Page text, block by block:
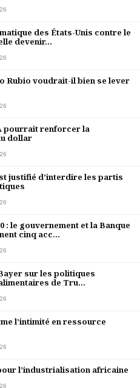
des États-Unis contre le
devenir...
Rubio voudrait-il bien se lever
pourrait renforcer la
dollar
justifié d’interdire les partis
: le gouvernement et la Banque
cinq acc...
sur les politiques
de Tru...
l’intimité en ressource
l’industrialisation africaine